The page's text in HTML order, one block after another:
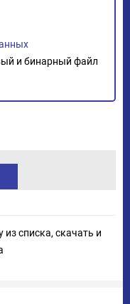
и бинарный файл
списка, скачать и